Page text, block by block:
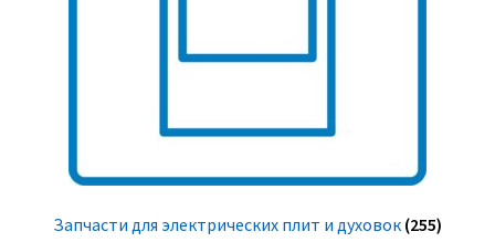
Запчасти для электрических плит и духовок (255)